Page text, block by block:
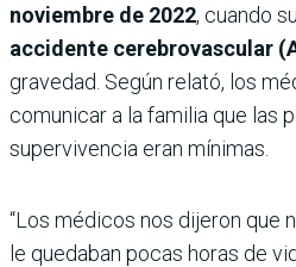
noviembre de 2022, cuando su
accidente cerebrovascular
gravedad. Según relató, los
comunicar a la familia que las
supervivencia eran mínimas.
“Los médicos nos dijeron que
le quedaban pocas horas de